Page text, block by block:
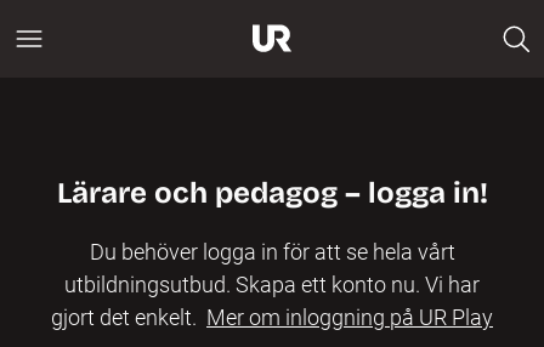
Lärare och pedagog – logga in!
Du behöver logga in för att se hela vårt
utbildningsutbud. Skapa ett konto nu. Vi har
gjort det enkelt. Mer om inloggning på UR Play